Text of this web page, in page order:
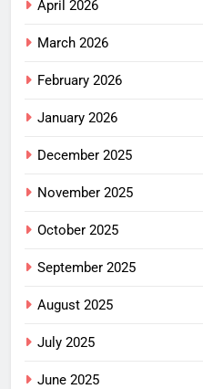
April 2026
March 2026
February 2026
January 2026
December 2025
November 2025
October 2025
September 2025
August 2025
July 2025
June 2025